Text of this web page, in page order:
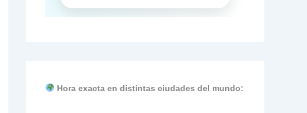
Hora exacta en distintas ciudades del mundo: